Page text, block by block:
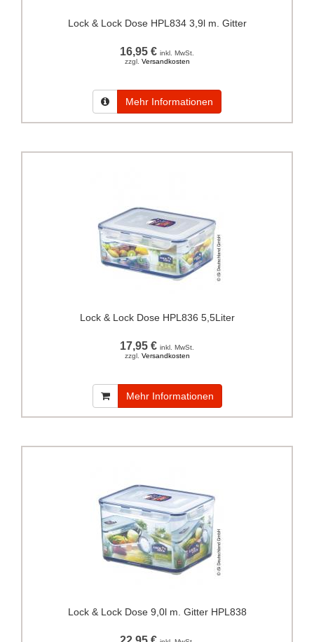
Lock & Lock Dose HPL834 3,9l m. Gitter
16,95 € inkl. MwSt.
zzgl. Versandkosten
Mehr Informationen
Lock & Lock Dose HPL836 5,5Liter
17,95 € inkl. MwSt.
zzgl. Versandkosten
Mehr Informationen
Lock & Lock Dose 9,0l m. Gitter HPL838